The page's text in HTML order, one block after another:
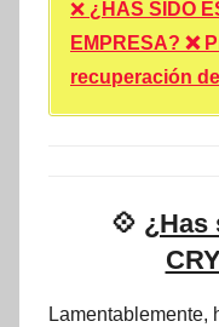
❌ ¿HAS SIDO
EMPRESA? ❌
recuperación
💠 ¿Has
Lamentablemente,